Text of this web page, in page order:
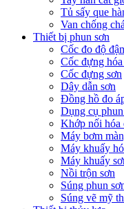
Tủ sấy que
Van chống
Thiết bị phun sơn
Cốc đo độ
Cốc đựng
Cốc đựng sơn
Dây dẫn sơn
Đồng hồ đo
Dụng cụ
Khớp nối hóa
Máy bơm
Máy khuấy
Máy khuấy
Nồi trộn sơn
Súng phun
Súng vẽ mỹ